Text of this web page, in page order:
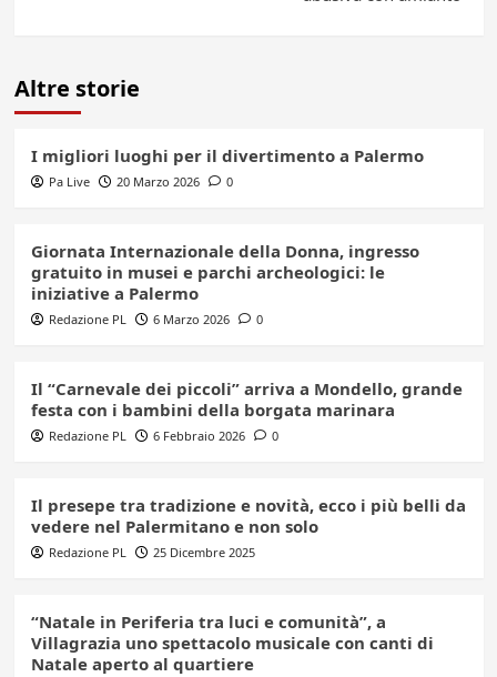
Altre storie
I migliori luoghi per il divertimento a Palermo
Pa Live 20 Marzo 2026 0
Giornata Internazionale della Donna, ingresso
gratuito in musei e parchi archeologici: le
iniziative a Palermo
Redazione PL 6 Marzo 2026 0
Il “Carnevale dei piccoli” arriva a Mondello, grande
festa con i bambini della borgata marinara
Redazione PL 6 Febbraio 2026 0
Il presepe tra tradizione e novità, ecco i più belli da
vedere nel Palermitano e non solo
Redazione PL 25 Dicembre 2025
“Natale in Periferia tra luci e comunità”, a
Villagrazia uno spettacolo musicale con canti di
Natale aperto al quartiere